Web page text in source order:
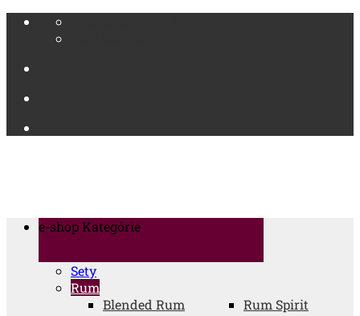
Skip
e-shopKategórie
Sety
Rum
Blended Rum
Rum Spirit